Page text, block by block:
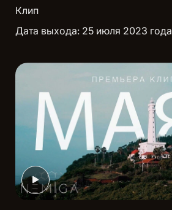
Клип
Дата выхода: 25 июля 2023 года